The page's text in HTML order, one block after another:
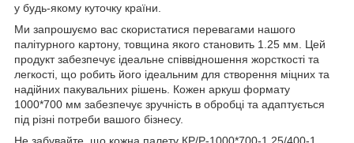
у будь-якому куточку країни.
Ми запрошуємо вас скористатися перевагами нашого
палітурного картону, товщина якого становить 1.25 мм. Цей
продукт забезпечує ідеальне співвідношення жорсткості та
легкості, що робить його ідеальним для створення міцних та
надійних пакувальних рішень. Кожен аркуш формату
1000*700 мм забезпечує зручність в обробці та адаптується
під різні потреби вашого бізнесу.
Не забувайте, що кожна палету КР/Р-1000*700-1.25/400-1